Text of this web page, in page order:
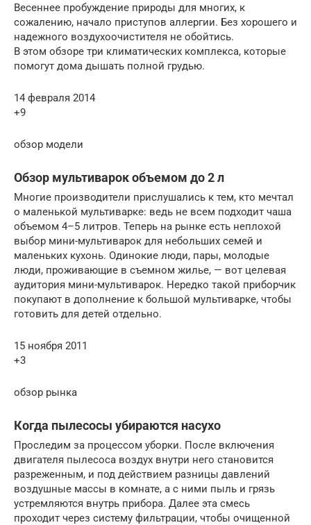
Весеннее пробуждение природы для многих, к
сожалению, начало приступов аллергии. Без хорошего и
надежного воздухоочистителя не обойтись.
В этом обзоре три климатических комплекса, которые
помогут дома дышать полной грудью.
14 февраля 2014
+9
обзор модели
Обзор мультиварок объемом до 2 л
Многие производители прислушались к тем, кто мечтал
о маленькой мультиварке: ведь не всем подходит чаша
объемом 4–5 литров. Теперь на рынке есть неплохой
выбор мини-мультиварок для небольших семей и
маленьких кухонь. Одинокие люди, пары, молодые
люди, проживающие в съемном жилье, — вот целевая
аудитория мини-мультиварок. Нередко такой приборчик
покупают в дополнение к большой мультиварке, чтобы
готовить для детей отдельно.
15 ноября 2011
+3
обзор рынка
Когда пылесосы убираются насухо
Проследим за процессом уборки. После включения
двигателя пылесоса воздух внутри него становится
разреженным, и под действием разницы давлений
воздушные массы в комнате, а с ними пыль и грязь
устремляются внутрь прибора. Далее эта смесь
проходит через систему фильтрации, чтобы очищенной